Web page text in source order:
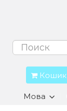
Кошик
Мова